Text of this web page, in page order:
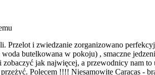
Przelot i zwiedzanie zorganizowano
butelkowana w pokoju) , smaczne
zobaczyć jak najwięcej, a przewodnicy nam
Polecem !!!! Niesamowite Caracas -